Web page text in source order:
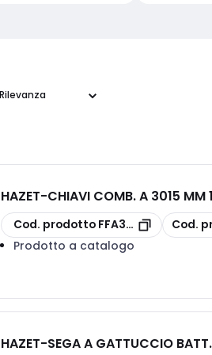
HAZET-CHIAVI COMB. A 3015 MM
copia
Cod. prodotto FFA30150013copia
Cod.
Prodotto a catalogo
HAZET-SEGA A GATTUCCIO BATT.